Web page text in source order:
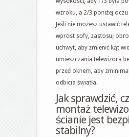
wzroku, a 2/3 poniżej oczu
Jeśli nie możesz ustawić
wprost sofy, zastosuj
uchwyt, aby zmienić kąt
umieszczania telewizora
przed oknem, aby
odbicia światła.
Jak sprawdzić,
montaż
ścianie jest
stabilny?